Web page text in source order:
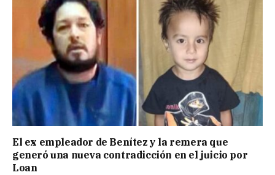
El ex empleador de Benítez y la remera que
generó una nueva contradicción en el juicio por
Loan